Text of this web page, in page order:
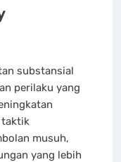
substansial
perilaku yang
taktik
musuh,
yang lebih